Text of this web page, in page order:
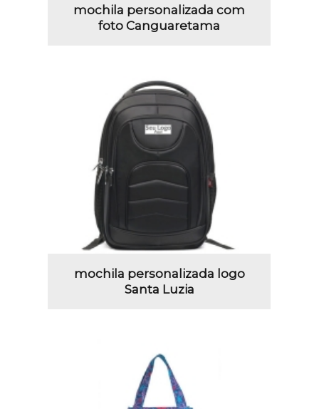
mochila personalizada com
foto Canguaretama
mochila personalizada logo
Santa Luzia